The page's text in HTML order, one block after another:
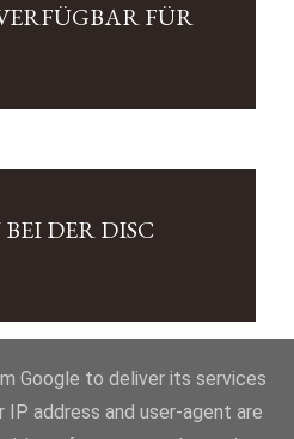
FÜR
DER DISC
Google to deliver its services
IP address and user-agent are